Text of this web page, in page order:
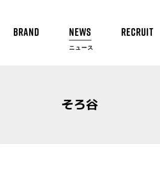
BRAND NEWS
ニュース
RECRUIT
そろ谷